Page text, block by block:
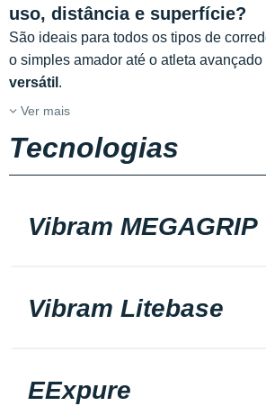
uso, distância e superfície?
São ideais para todos os tipos de
o simples amador até o atleta
versátil .
Ver mais
Tecnologias
Vibram MEGAGRIP
Vibram Litebase
EExpure